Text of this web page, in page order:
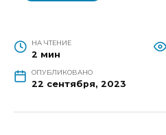
НА ЧТЕНИЕ
2 мин
ОПУБЛИКОВАНО
22 сентября, 2023